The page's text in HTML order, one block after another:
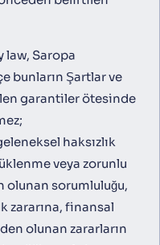
law, Saropa
bunların Şartlar ve
garantiler ötesinde
haksızlık
veya zorunlu
olunan sorumluluğu,
zararına, finansal
olunan zararların